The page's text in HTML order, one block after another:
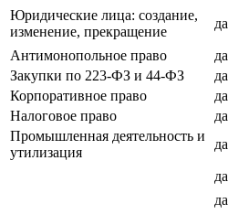
Юридические лица: создание,
изменение, прекращение
да
Антимонопольное право
да
Закупки по 223-ФЗ и 44-ФЗ
да
Корпоративное право
да
Налоговое право
да
Промышленная деятельность и
утилизация
да
да
да